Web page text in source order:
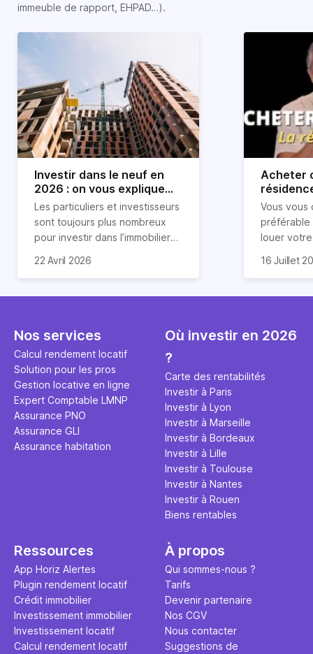
immeuble de rapport, EHPAD…).
Investir dans le neuf en
2026 : on vous explique
tout !
Les particuliers et investisseurs
sont toujours plus nombreux
pour investir dans l’immobilier
nombreux avantages à choisir
expliquons tout dans cet
22 Avril 2026
Acheter
règle
révélée
Vous vous
préférable
louer
expert en
règle
ce secret
l'argent
principale
études et
16 Juillet
Nos services
Calcul rendement locatif
Solution pour les pros
Gestion locative en ligne
Expert Comptable LMNP
Assurance PNO
Assurance GLI
Assurance habitation
Où investir en 2026
?
Carte des rentabilités
Investir à Paris
Investir à Lyon
Investir à Marseille
Investir à Bordeaux
Investir à Lille
Investir à Toulouse
Investir à Nantes
Investir à Rouen
Biens rentables
Ressources
App Horiz Alertes
Plugin rendement locatif
Crédit immobilier
Investissement immobilier
Investissement locatif
Calcul rendement locatif
À propos
Qui sommes-nous ?
Tarifs
Devenir partenaire
Nos CGV
Nous contacter
Suggestions de